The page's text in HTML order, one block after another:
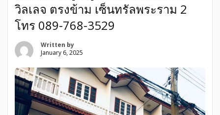
วิลเลจ ตรงข้าม เซ็นทรัลพระราม 2
โทร 089-768-3529
Written by
January 6, 2025